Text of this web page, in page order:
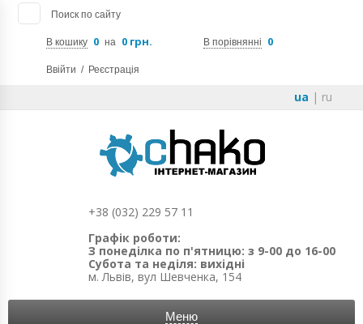
Поиск по сайту
В кошику 0 на 0 грн. В порівнянні 0
Ввійти / Реєстрація
ua | ru
+38 (032) 229 57 11
Графік роботи:
З понеділка по п'ятницю: з 9-00 до 16-00
Субота та неділя: вихідні
м. Львів, вул Шевченка, 154
Меню